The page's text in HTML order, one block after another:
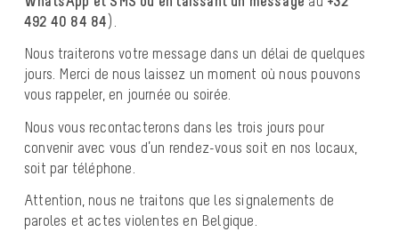
492 40 84 84).
Nous traiterons votre message dans un délai de quelques
jours. Merci de nous laissez un moment où nous pouvons
vous rappeler, en journée ou soirée.
Nous vous recontacterons dans les trois jours pour
convenir avec vous d’un rendez-vous soit en nos locaux,
soit par téléphone.
Attention, nous ne traitons que les signalements de
paroles et actes violentes en Belgique.